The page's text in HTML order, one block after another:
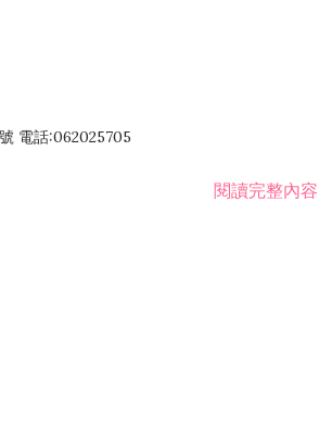
電話:062025705
閱讀完整內容